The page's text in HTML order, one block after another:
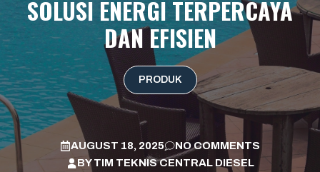
SOLUSI ENERGI TERPERCAYA
DAN EFISIEN
PRODUK
AUGUST 18, 2025
NO COMMENTS
BYTIM TEKNIS CENTRAL DIESEL